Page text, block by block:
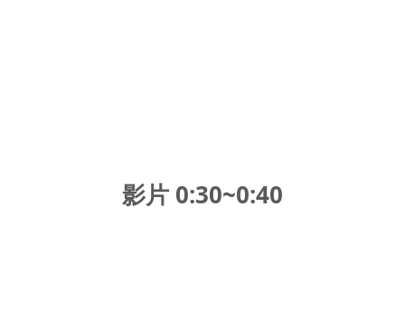
影片 0:30~0:40